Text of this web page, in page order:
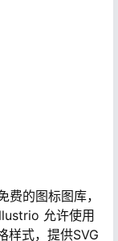
的图标图库，
允许使用
样式，提供SVG